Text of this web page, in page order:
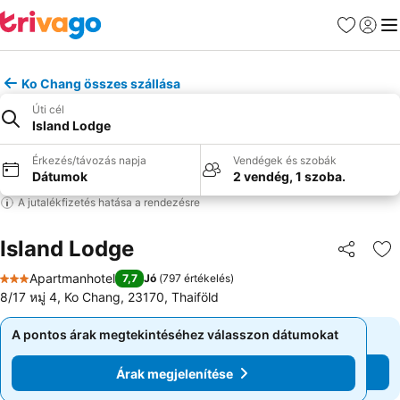
Kedvencek
Ko Chang összes szállása
Úti cél
Island Lodge
Érkezés/távozás napja
Dátumok
Vendégek és szobák
2 vendég, 1 szoba.
A jutalékfizetés hatása a rendezésre
Island Lodge
3 Kategória
Apartmanhotel 7,7 Jó (797 értékelés)
8/17 หมู่ 4, Ko Chang, 23170, Thaiföld
A pontos árak megtekintéséhez válasszon dátumokat
Árak megjelenítése
A pontos árak megtekintéséhez válasszon dátumokat
Árak megjelenítése